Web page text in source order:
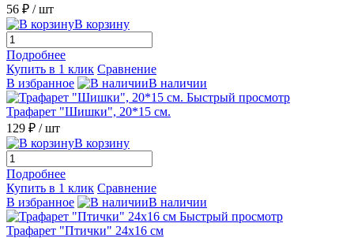
56 ₽ / шт
В корзину
Подробнее
Купить в 1 клик Сравнение
В избранное
В наличии
Быстрый просмотр
Трафарет "Шишки", 20*15 см.
129 ₽ / шт
В корзину
Подробнее
Купить в 1 клик Сравнение
В избранное
В наличии
Быстрый просмотр
Трафарет "Птички" 24х16 см